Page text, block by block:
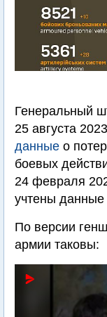
Генеральный
25 августа
данные о
боевых
24 февраля
учтены
По версии
армии таковы: